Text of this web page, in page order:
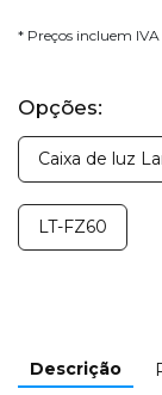
* Preços incluem
Opções:
Caixa de luz
LT-FZ60
Descrição